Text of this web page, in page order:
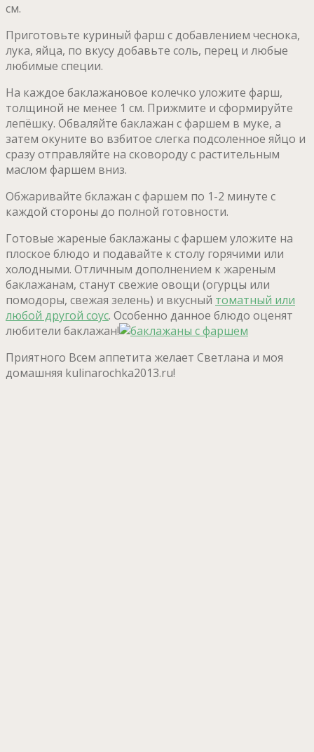
см.
Приготовьте куриный фарш с добавлением чеснока,
лука, яйца, по вкусу добавьте соль, перец и любые
любимые специи.
На каждое баклажановое колечко уложите фарш,
толщиной не менее 1 см. Прижмите и сформируйте
лепёшку. Обваляйте баклажан с фаршем в муке, а
затем окуните во взбитое слегка подсоленное яйцо и
сразу отправляйте на сковороду с растительным
маслом фаршем вниз.
Обжаривайте бклажан с фаршем по 1-2 минуте с
каждой стороны до полной готовности.
Готовые жареные баклажаны с фаршем уложите на
плоское блюдо и подавайте к столу горячими или
холодными. Отличным дополнением к жареным
баклажанам, станут свежие овощи (огурцы или
помодоры, свежая зелень) и вкусный томатный или
любой другой соус. Особенно данное блюдо оценят
любители баклажан!
Приятного Всем аппетита желает Светлана и моя
домашняя kulinarochka2013.ru!